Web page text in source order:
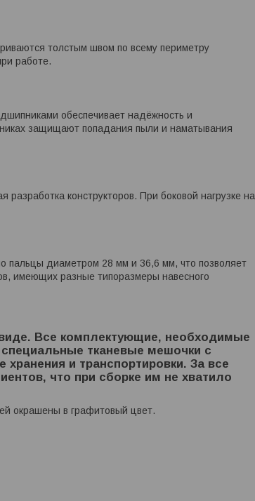
толстым швом по всему периметру
работе.
обеспечивает надёжность и
защищают попадания пыли и наматывания
конструкторов. При боковой нагрузке на
пальцы диаметром 28 мм и 36,6 мм, что позволяет
имеющих разные типоразмеры навесного
Все комплектующие, необходимые
тканевые мешочки с
и транспортировки. За все
что при сборке им не хватило
окрашены в графитовый цвет.